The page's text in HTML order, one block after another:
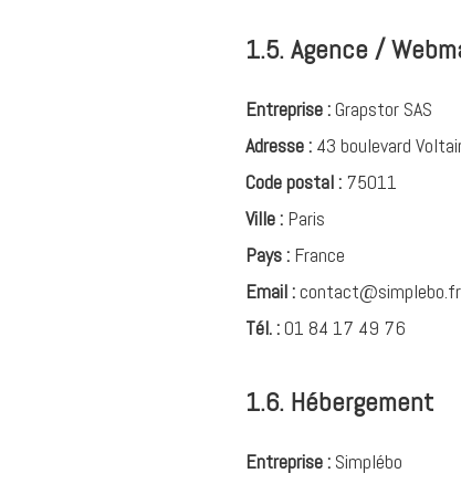
1.5. Agence /
Entreprise :Grapstor SAS
Adresse : 43 boulevard
Code postal : 75011
Ville : Paris
Pays : France
Email :contact@simplebo.fr
Tél. :01 84 17 49 76
1.6. Hébergement
Entreprise : Simplébo